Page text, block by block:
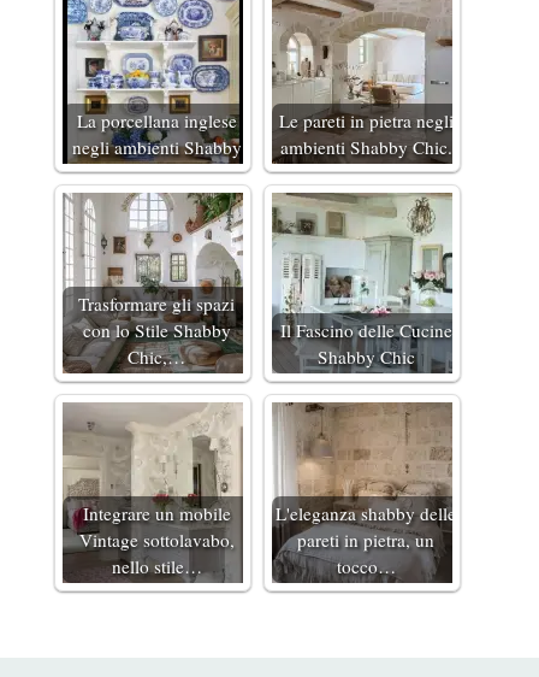
La porcellana inglese
negli ambienti Shabby
Le pareti in pietra negli
ambienti Shabby Chic.
Trasformare gli spazi
con lo Stile Shabby
Chic,…
Il Fascino delle Cucine
Shabby Chic
Integrare un mobile
Vintage sottolavabo,
nello stile…
L'eleganza shabby delle
pareti in pietra, un
tocco…